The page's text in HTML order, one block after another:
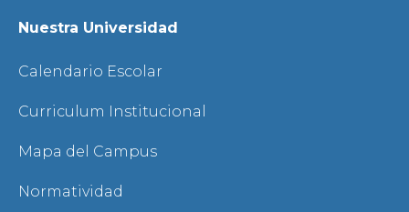
Nuestra Universidad
Calendario Escolar
Curriculum Institucional
Mapa del Campus
Normatividad